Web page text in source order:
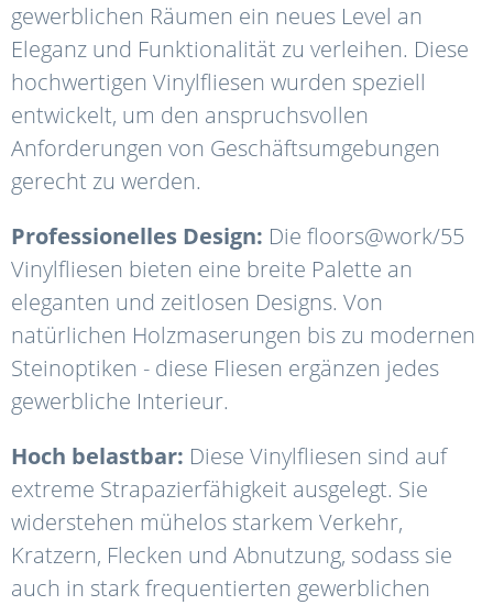
gewerblichen Räumen ein neues Level an
Eleganz und Funktionalität zu verleihen. Diese
hochwertigen Vinylfliesen wurden speziell
entwickelt, um den anspruchsvollen
Anforderungen von Geschäftsumgebungen
gerecht zu werden.
Professionelles Design: Die floors@work/55
Vinylfliesen bieten eine breite Palette an
eleganten und zeitlosen Designs. Von
natürlichen Holzmaserungen bis zu modernen
Steinoptiken - diese Fliesen ergänzen jedes
gewerbliche Interieur.
Hoch belastbar: Diese Vinylfliesen sind auf
extreme Strapazierfähigkeit ausgelegt. Sie
widerstehen mühelos starkem Verkehr,
Kratzern, Flecken und Abnutzung, sodass sie
auch in stark frequentierten gewerblichen